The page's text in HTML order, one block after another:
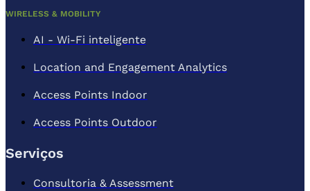
WIRELESS & MOBILITY
AI - Wi-Fi inteligente
Location and Engagement Analytics
Access Points Indoor
Access Points Outdoor
Serviços
Consultoria & Assessment